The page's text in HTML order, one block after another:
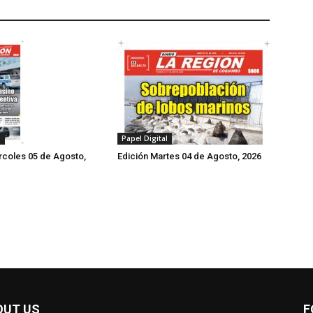
05 de Agosto,
Papel Digital
Edición Martes 04 de Agosto, 2026
US